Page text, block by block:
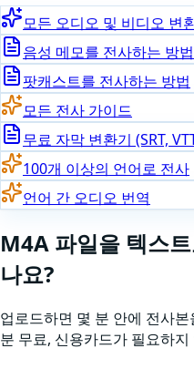
모든 오디오 및 비디오 변
음성 메모를 전사하는 방법
팟캐스트를 전사하는 방법
모든 전사 가이드
무료 자막 변환기 (SRT,
100개 이상의 언어로 전사
언어 간 오디오 번역
M4A 파일을 텍스
나요?
업로드하면 몇 분 안에 전사
분 무료, 신용카드가 필요하지